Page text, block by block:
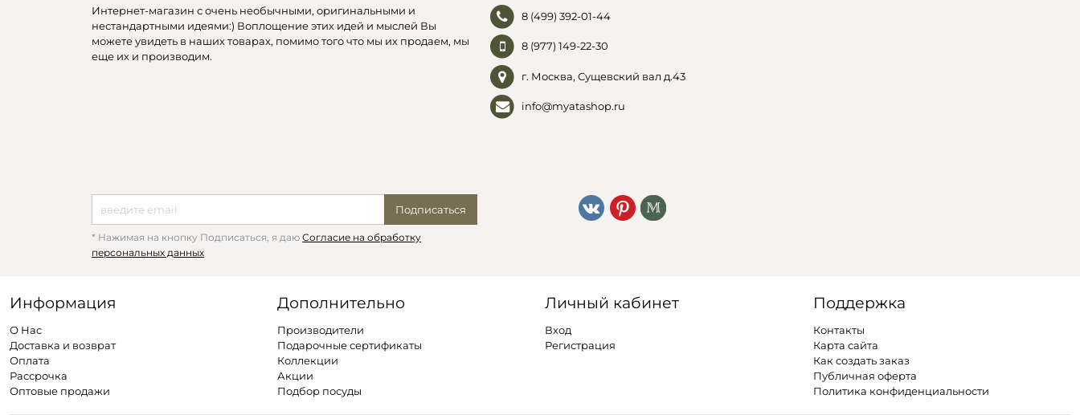
Интернет-магазин с очень необычными, оригинальными и
нестандартными идеями:) Воплощение этих идей и мыслей Вы
можете увидеть в наших товарах, помимо того что мы их продаем, мы
еще их и производим.
Подписаться
* Нажимая на кнопку Подписаться, я даюСогласие на обработку
персональных данных
8 (499) 392-01-44
8 (977) 149-22-30
г. Москва, Сущевский вал д.43
info@myatashop.ru
Информация
О Нас
Доставка и возврат
Оплата
Рассрочка
Оптовые продажи
Дополнительно
Производители
Подарочные сертификаты
Коллекции
Акции
Подбор посуды
Личный кабинет
Вход
Регистрация
Поддержка
Контакты
Карта сайта
Как создать заказ
Публичная оферта
Политика конфиденциальности